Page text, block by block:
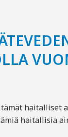
haitalliset
haitallisia